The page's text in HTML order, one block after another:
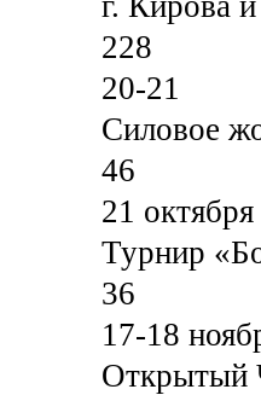
228
20-21
Силовое
46
21 октября
Турнир
36
17-18
Открытый